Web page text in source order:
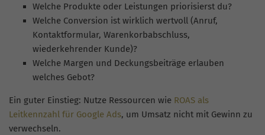
Welche Produkte oder Leistungen priorisierst du?
Welche Conversion ist wirklich wertvoll (Anruf,
Kontaktformular, Warenkorbabschluss,
wiederkehrender Kunde)?
Welche Margen und Deckungsbeiträge erlauben
welches Gebot?
Ein guter Einstieg: Nutze Ressourcen wie ROAS als
Leitkennzahl für Google Ads, um Umsatz nicht mit Gewinn zu
verwechseln.